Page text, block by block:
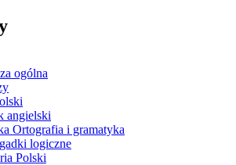
ogólna
angielski
Ortografia i gramatyka
logiczne
Polski